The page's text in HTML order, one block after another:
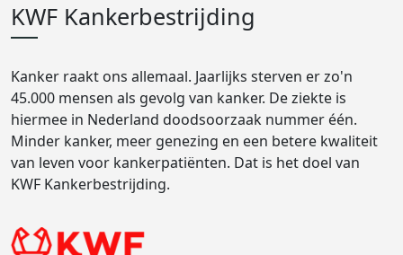
KWF Kankerbestrijding
Kanker raakt ons allemaal. Jaarlijks sterven er zo'n
45.000 mensen als gevolg van kanker. De ziekte is
hiermee in Nederland doodsoorzaak nummer één.
Minder kanker, meer genezing en een betere kwaliteit
van leven voor kankerpatiënten. Dat is het doel van
KWF Kankerbestrijding.